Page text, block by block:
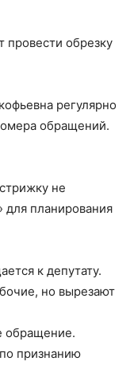
обрезку
регулярно
обращений.
не
для планирования
к депутату.
но вырезают
обращение.
признанию